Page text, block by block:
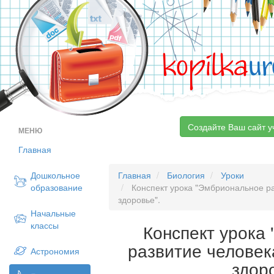
kopilka
МЕНЮ
Главная
Дошкольное
образование
Начальные
классы
Астрономия
Создайте Ваш сайт
Главная Биология
Уроки
Конспект урока "Эмбриональное
здоровье".
Конспект
развитие